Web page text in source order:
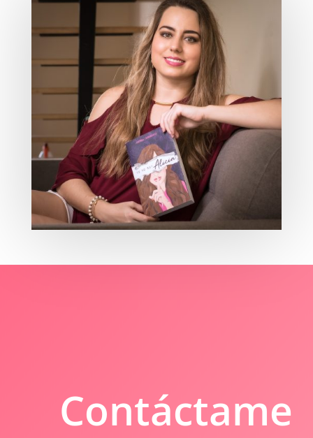
Contáctame